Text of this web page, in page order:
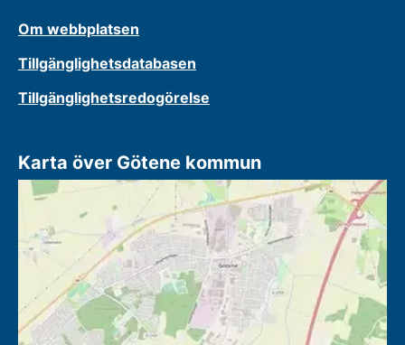
Om webbplatsen
Tillgänglighetsdatabasen
Tillgänglighetsredogörelse
Karta över Götene kommun